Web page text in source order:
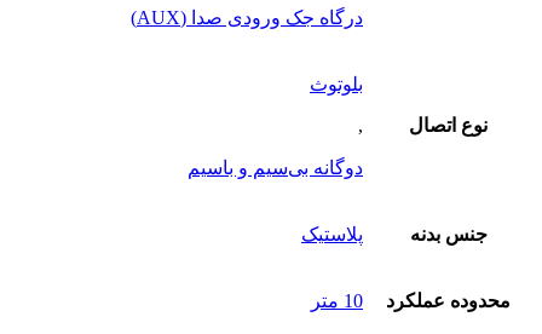
درگاه جک ورودی صدا (AUX)
نوع اتصال
بلوتوث
,
دوگانه بی‌سیم و باسیم
جنس بدنه پلاستیک
محدوده عملکرد 10 متر